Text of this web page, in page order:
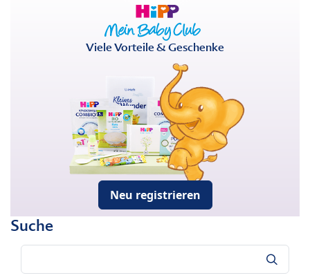
Viele Vorteile & Geschenke
Neu registrieren
Suche